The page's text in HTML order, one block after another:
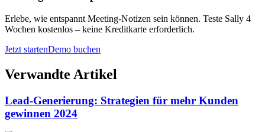
Erlebe, wie entspannt Meeting-Notizen sein können. Teste Sally 4
Wochen kostenlos – keine Kreditkarte erforderlich.
Jetzt startenDemo buchen
Verwandte Artikel
Lead-Generierung: Strategien für mehr Kunden
gewinnen 2024